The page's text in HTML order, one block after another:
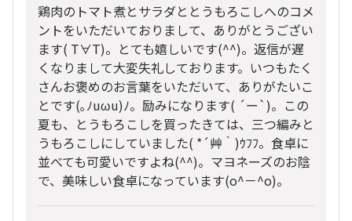
鶏肉のトマト煮とサラダととうもろこしへのコメ
ントをいただいておりまして、ありがとうござい
ます( T∀T)。とても嬉しいです(^^)。返信が遅
くなりまして大変失礼しております。いつもたく
さんお褒めのお言葉をいただいて、ありがたいこ
とです(｡ﾉuωu)ﾉ。励みになります( ´ー`)。この
夏も、とうもろこしを買ったきては、三つ編みと
うもろこしにしていました( *´艸｀)ｳﾌﾌ。食卓に
並べても可愛いですよね(^^)。マヨネーズのお陰
で、美味しい食卓になっています(o^－^o)。